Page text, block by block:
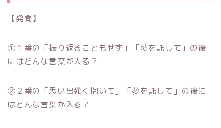
【発問】
①１番の「振り返ることもせず」「夢を託して」の後
にはどんな言葉が入る？
②２番の「思い出強く抱いて」「夢を託して」の後に
はどんな言葉が入る？